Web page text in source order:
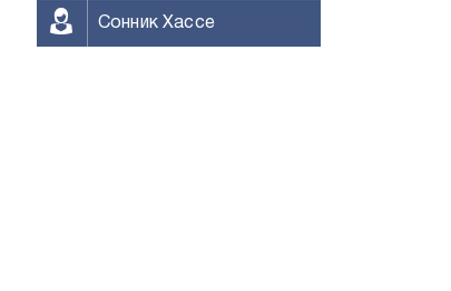
Сонник Хассе